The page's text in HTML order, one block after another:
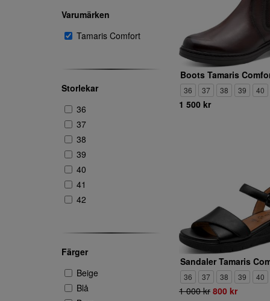
Varumärken
Tamaris Comfort
Storlekar
36
37
38
39
40
41
42
Färger
Beige
Blå
36 37 38 39 40
1 500 kr
36 37 38 39 40
1 000 kr 800 kr